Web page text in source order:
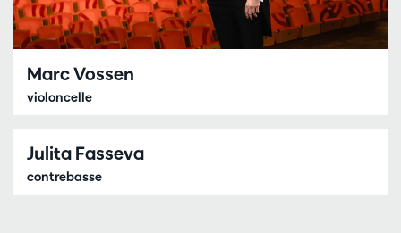
Marc Vossen
violoncelle
Julita Fasseva
contrebasse